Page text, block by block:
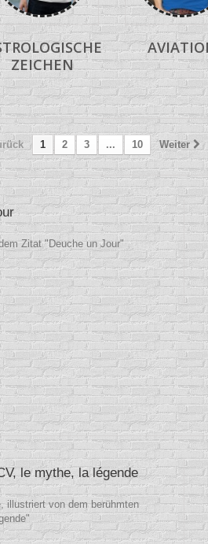
ZEICHEN
1 2 3 ... 10 Weiter
Zitat "Deuche un Jour"
le mythe, la légende
illustriert von dem berühmten